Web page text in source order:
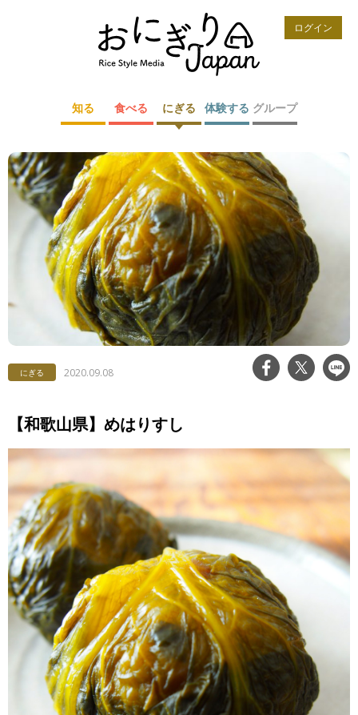
ログイン
知る 食べる にぎる 体験する グループ
にぎる 2020.09.08
【和歌山県】めはりすし